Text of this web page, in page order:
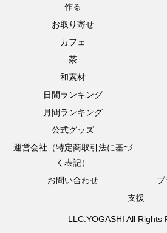
作る
お取り寄せ
カフェ
茶
和素材
日間ランキング
月間ランキング
公式グッズ
運営会社（特定商取引法に基づ
く表記）
お問い合わせ
支援
LLC.YOGASHI All Rights